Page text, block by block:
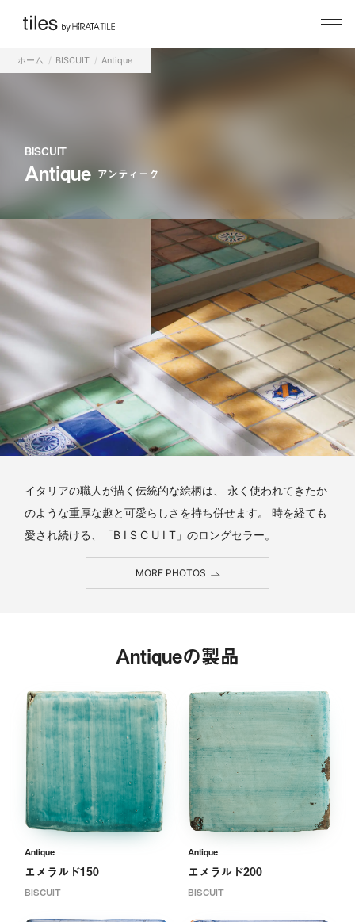
ホーム BISCUIT Antique
BISCUIT
Antique アンティーク
イタリアの職人が描く伝統的な絵柄は、 永く使われてきたか
のような重厚な趣と可愛らしさを持ち併せます。 時を経ても
愛され続ける、「B I S C U I T」のロングセラー。
MORE PHOTOS
Antiqueの製品
Antique
エメラルド150
BISCUIT
Antique
エメラルド200
BISCUIT